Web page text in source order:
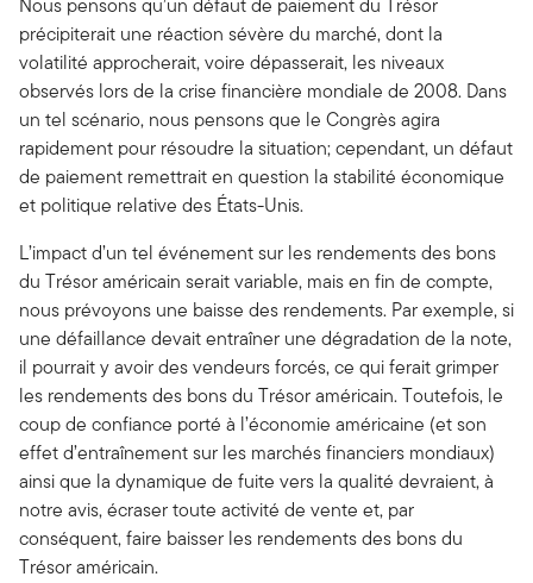
Nous pensons qu’un défaut de paiement du Trésor
précipiterait une réaction sévère du marché, dont la
volatilité approcherait, voire dépasserait, les niveaux
observés lors de la crise financière mondiale de 2008. Dans
un tel scénario, nous pensons que le Congrès agira
rapidement pour résoudre la situation; cependant, un défaut
de paiement remettrait en question la stabilité économique
et politique relative des États-Unis.
L’impact d’un tel événement sur les rendements des bons
du Trésor américain serait variable, mais en fin de compte,
nous prévoyons une baisse des rendements. Par exemple, si
une défaillance devait entraîner une dégradation de la note,
il pourrait y avoir des vendeurs forcés, ce qui ferait grimper
les rendements des bons du Trésor américain. Toutefois, le
coup de confiance porté à l’économie américaine (et son
effet d’entraînement sur les marchés financiers mondiaux)
ainsi que la dynamique de fuite vers la qualité devraient, à
notre avis, écraser toute activité de vente et, par
conséquent, faire baisser les rendements des bons du
Trésor américain.